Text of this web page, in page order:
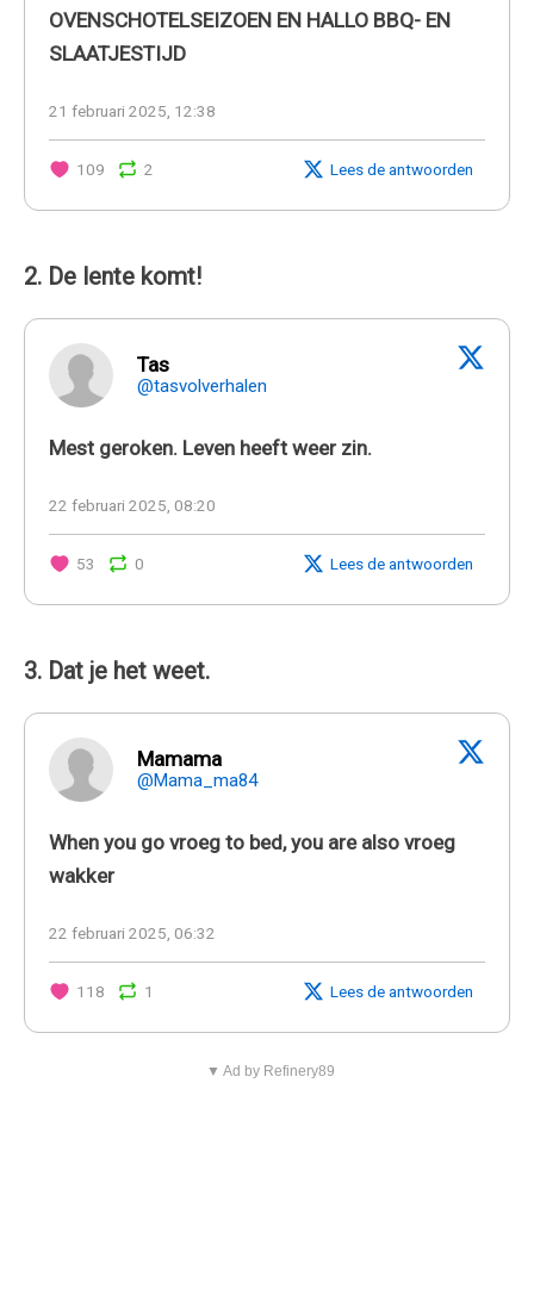
OVENSCHOTELSEIZOEN EN HALLO BBQ- EN
SLAATJESTIJD
21 februari 2025, 12:38
109 2 Lees de antwoorden
2. De lente komt!
Tas
@tasvolverhalen
Mest geroken. Leven heeft weer zin.
22 februari 2025, 08:20
53 0 Lees de antwoorden
3. Dat je het weet.
Mamama
@Mama_ma84
When you go vroeg to bed, you are also vroeg
wakker
22 februari 2025, 06:32
118 1 Lees de antwoorden
▼ Ad by Refinery89